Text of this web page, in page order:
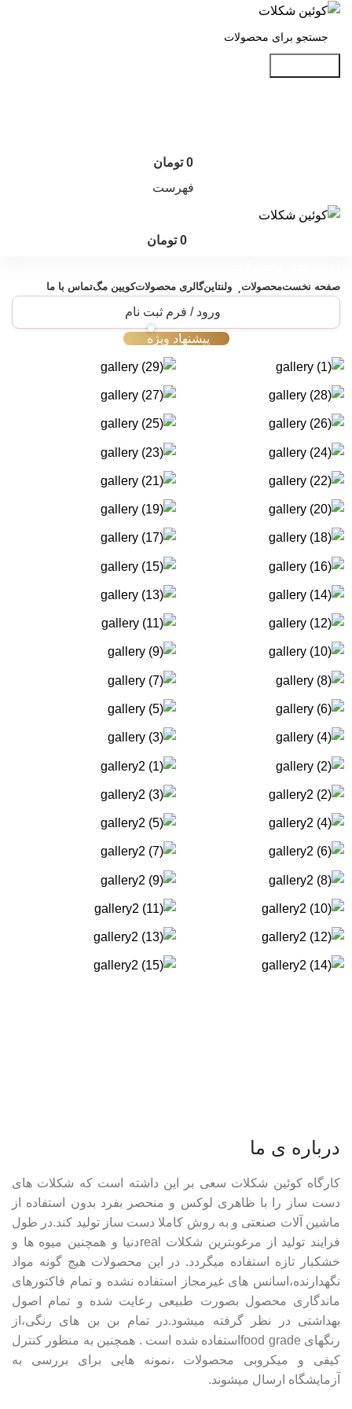
0 تومان
فهرست
0 تومان
صفحه نخستمحصولات ولنتاینگالری محصولاتکویین مگتماس با ما
ورود / فرم ثبت نام
پیشنهاد ویژه
درباره ی ما
کارگاه کوئین شکلات سعی بر این داشته است که شکلات های
دست ساز را با ظاهری لوکس و منحصر بفرد بدون استفاده از
ماشین آلات صنعتی و به روش کاملا دست ساز تولید کند.در طول
فرایند تولید از مرغوبترین شکلات realدنیا و همچنین میوه ها و
خشکبار تازه استفاده میگردد. در این محصولات هیچ گونه مواد
نگهدارنده،اسانس های غیرمجاز استفاده نشده و تمام فاکتورهای
ماندگاری محصول بصورت طبیعی رعایت شده و تمام اصول
بهداشتی در نظر گرفته میشود.در تمام بن بن های رنگی،از
رنگهای food gradeاستفاده شده است . همچنین به منظور کنترل
کیفی و میکروبی محصولات ،نمونه هایی برای بررسی به
آزمایشگاه ارسال میشوند.